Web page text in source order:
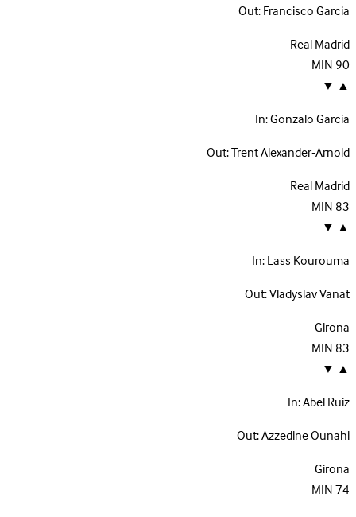
Out:Francisco Garcia
Real Madrid
90
MIN
▲
▼
In:Gonzalo Garcia
Out:Trent Alexander-Arnold
Real Madrid
83
MIN
▲
▼
In:Lass Kourouma
Out:Vladyslav Vanat
Girona
83
MIN
▲
▼
In:Abel Ruiz
Out:Azzedine Ounahi
Girona
74
MIN